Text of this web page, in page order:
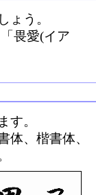
ょう。
畏愛(イア
す。
体、楷書体、